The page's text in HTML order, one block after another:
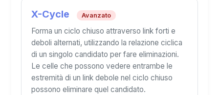
X-Cycle Avanzato
Forma un ciclo chiuso attraverso link forti e
deboli alternati, utilizzando la relazione ciclica
di un singolo candidato per fare eliminazioni.
Le celle che possono vedere entrambe le
estremità di un link debole nel ciclo chiuso
possono eliminare quel candidato.